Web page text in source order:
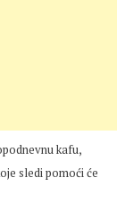
kafu,
sledi pomoći će